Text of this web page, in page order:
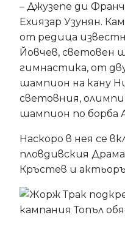
– Джузепе ди
Ехиязар Узунян.
от редица
Йовчев, световен
гимнастика, от
шампион на кану
световния,
шампион по борба
Наскоро в нея се
пловдивския
Кръстев и